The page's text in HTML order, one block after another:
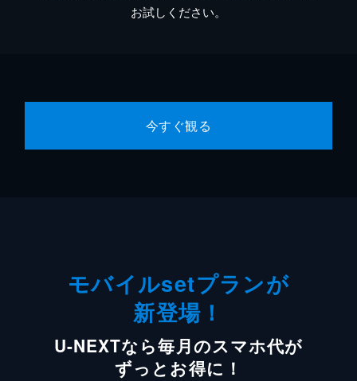
お試しください。
今すぐ観る
モバイルsetプランが
新登場！
U-NEXTなら毎月のスマホ代が
ずっとお得に！